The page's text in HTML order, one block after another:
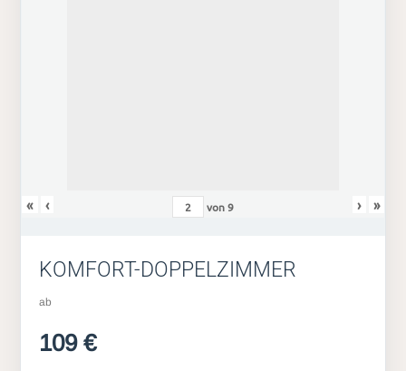
« ‹ von9 › »
KOMFORT-DOPPELZIMMER
ab
109 €